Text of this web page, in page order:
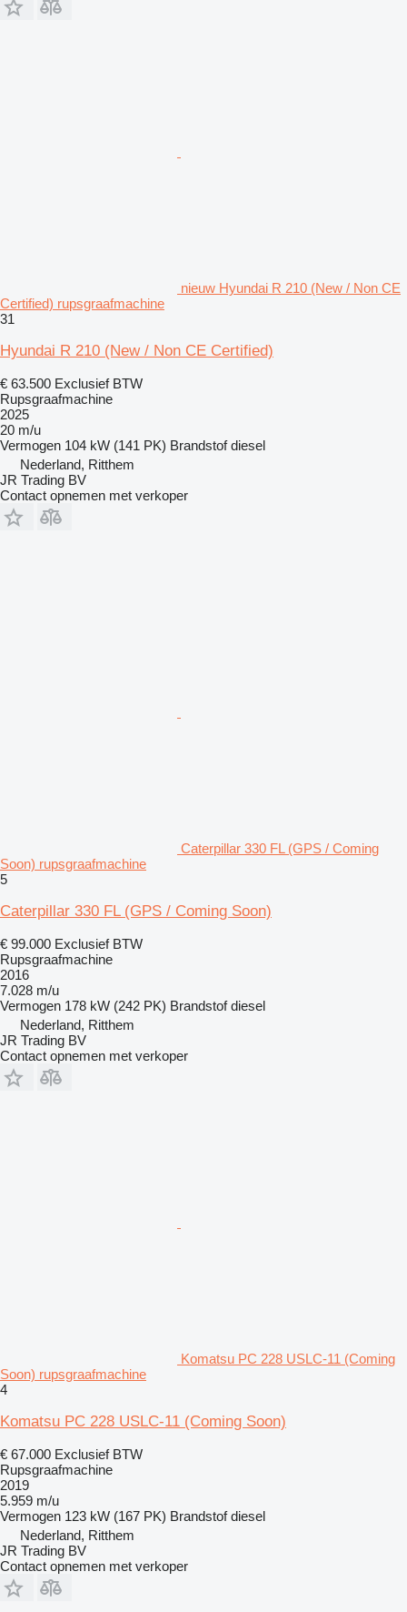
nieuw Hyundai R 210 (New / Non CE
Certified) rupsgraafmachine
31
Hyundai R 210 (New / Non CE Certified)
€ 63.500 Exclusief BTW
Rupsgraafmachine
2025
20 m/u
Vermogen 104 kW (141 PK) Brandstof diesel
Nederland, Ritthem
JR Trading BV
Contact opnemen met verkoper
Caterpillar 330 FL (GPS / Coming
Soon) rupsgraafmachine
5
Caterpillar 330 FL (GPS / Coming Soon)
€ 99.000 Exclusief BTW
Rupsgraafmachine
2016
7.028 m/u
Vermogen 178 kW (242 PK) Brandstof diesel
Nederland, Ritthem
JR Trading BV
Contact opnemen met verkoper
Komatsu PC 228 USLC-11 (Coming
Soon) rupsgraafmachine
4
Komatsu PC 228 USLC-11 (Coming Soon)
€ 67.000 Exclusief BTW
Rupsgraafmachine
2019
5.959 m/u
Vermogen 123 kW (167 PK) Brandstof diesel
Nederland, Ritthem
JR Trading BV
Contact opnemen met verkoper